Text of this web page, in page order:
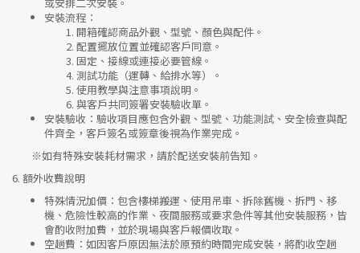
安裝流程 ：
開箱確認商品外觀、型號、顏色與配件。
配置擺放位置並確認客戶同意。
固定、接線或連接必要管線。
測試功能（運轉、給排水等）。
使用教學與注意事項說明。
與客戶共同簽署安裝驗收單。
安裝驗收 ：驗收項目應包含外觀、型號、功能測試、安全檢查與配
件齊全，客戶簽名或簽章後視為作業完成。
※如有特殊安裝耗材需求，請於配送安裝前告知。
6. 額外收費說明
特殊情況加價 ：包含樓梯搬運、使用吊車、拆除舊機、拆門、移
機、危險性較高的作業、夜間服務或要求急件等其他安裝服務，皆
會酌收附加費，並於現場與客戶報價收取。
空趟費 ：如因客戶原因無法於原預約時間完成安裝，將酌收空趟